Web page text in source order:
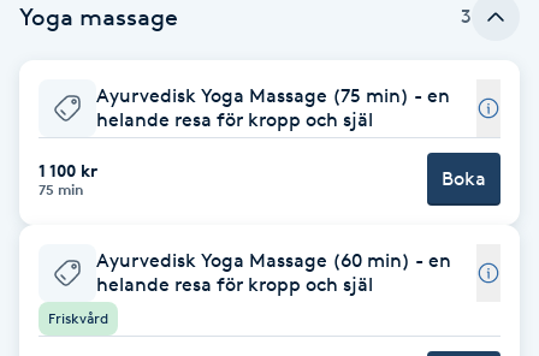
Brynformning
Brynfärgning
Bröllopsuppsättning
Celluliter
Yoga massage 3
Ayurvedisk Yoga Massage (75 min) - en
helande resa för kropp och själ
1 100 kr
75 min Boka
Ayurvedisk Yoga Massage (60 min) - en
helande resa för kropp och själ
Friskvård